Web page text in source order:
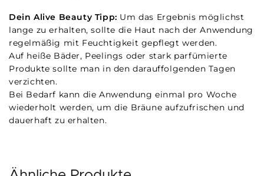
Dein Alive Beauty Tipp: Um das Ergebnis möglichst
lange zu erhalten, sollte die Haut nach der Anwendung
regelmäßig mit Feuchtigkeit gepflegt werden.
Auf heiße Bäder, Peelings oder stark parfümierte
Produkte sollte man in den darauffolgenden Tagen
verzichten.
Bei Bedarf kann die Anwendung einmal pro Woche
wiederholt werden, um die Bräune aufzufrischen und
dauerhaft zu erhalten.